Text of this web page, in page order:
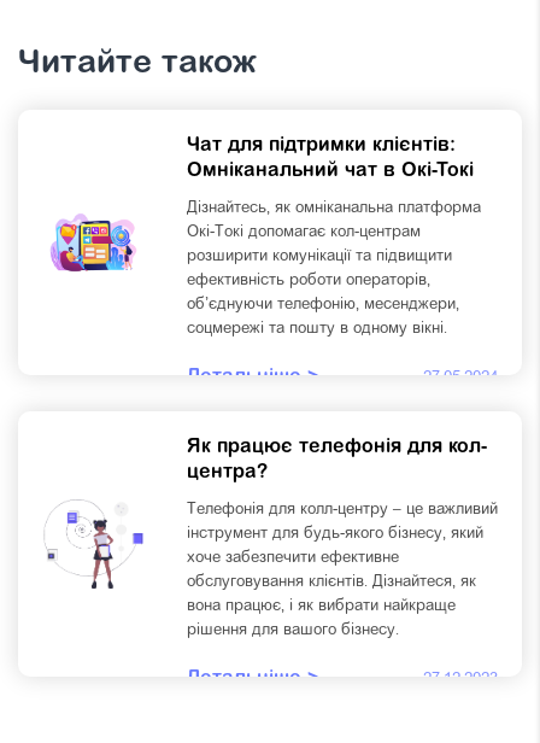
Читайте також
Чат для підтримки клієнтів:
Омніканальний чат в Окі-Токі
Дізнайтесь, як омніканальна платформа
Окі-Токі допомагає кол-центрам
розширити комунікації та підвищити
ефективність роботи операторів,
об’єднуючи телефонію, месенджери,
соцмережі та пошту в одному вікні.
Детальніше > 27.05.2024
Як працює телефонія для кол-
центра?
Телефонія для колл-центру – це важливий
інструмент для будь-якого бізнесу, який
хоче забезпечити ефективне
обслуговування клієнтів. Дізнайтеся, як
вона працює, і як вибрати найкраще
рішення для вашого бізнесу.
Детальніше > 27.12.2023